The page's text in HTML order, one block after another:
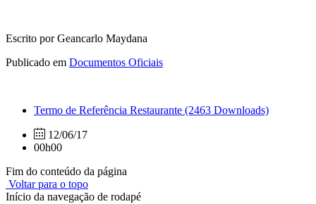
Escrito por Geancarlo Maydana
Publicado em Documentos Oficiais
Termo de Referência Restaurante (2463 Downloads)
12/06/17
00h00
Fim do conteúdo da página
Voltar para o topo
Início da navegação de rodapé